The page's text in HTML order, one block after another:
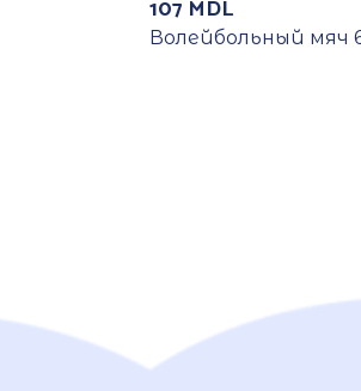
107 MDL
Волейбольный мяч